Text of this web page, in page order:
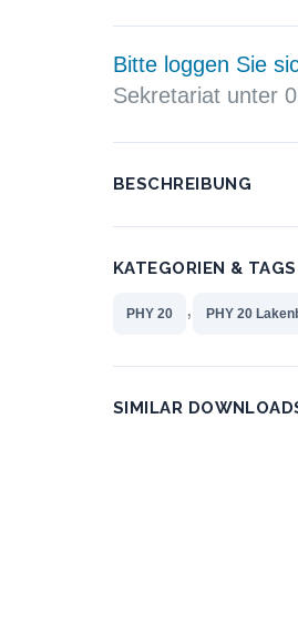
Bitte loggen Sie
Sekretariat unter
BESCHREIBUNG
KATEGORIEN & TAGS
PHY 20 , PHY 20
SIMILAR